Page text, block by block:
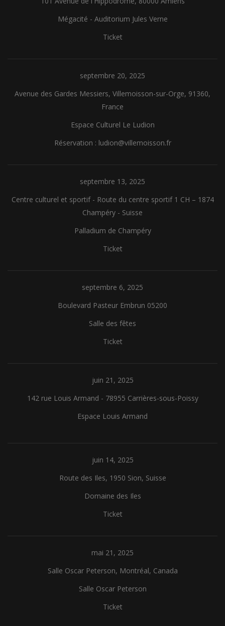
Mégacité - Auditorium Jules Verne
Ticket
septembre 20, 2025
Avenue des Gardes Messiers, Villemoisson-sur-Orge, 91360,
France
Espace Culturel Le Ludion
Réservation : ludion@villemoisson.fr
septembre 13, 2025
Centre culturel et sportif - Route du centre sportif 1 CH – 1874
Champéry - Suisse
Palladium de Champéry
Ticket
septembre 6, 2025
Boulevard Pasteur Embrun 05200
Salle des fêtes
Ticket
juin 21, 2025
142 rue Louis Armand - 78955 Carrières-sous-Poissy
Espace Louis Armand
juin 14, 2025
Route des Iles, 1950 Sion, Suisse
Domaine des Iles
Ticket
mai 21, 2025
Salle Oscar Peterson, Montréal, Canada
Salle Oscar Peterson
Ticket